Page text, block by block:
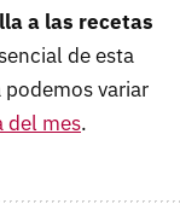
a las recetas
de esta
variar
del mes.